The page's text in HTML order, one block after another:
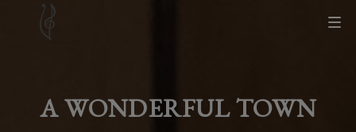
A WONDERFUL TOWN